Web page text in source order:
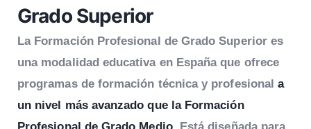
Grado Superior
La Formación Profesional de Grado Superior es
una modalidad educativa en España que ofrece
programas de formación técnica y profesionala
un nivel más avanzado que la Formación
Profesional de Grado Medio. Está diseñada para